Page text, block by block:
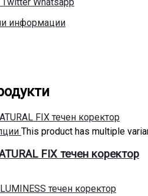
информации
This product has multiple
FIX течен коректор